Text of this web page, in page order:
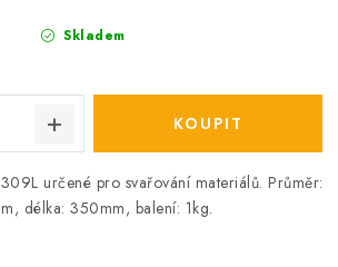
Skladem
určené pro svařování materiálů. Průměr:
délka: 350mm, balení: 1kg.